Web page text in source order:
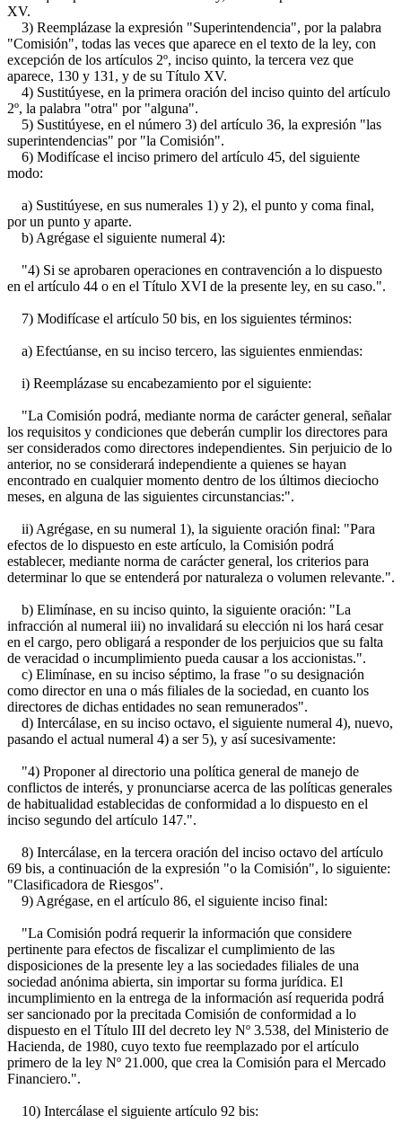
XV.
3) Reemplázase la expresión "Superintendencia", por la palabra
"Comisión", todas las veces que aparece en el texto de la ley, con
excepción de los artículos 2º, inciso quinto, la tercera vez que
aparece, 130 y 131, y de su Título XV.
4) Sustitúyese, en la primera oración del inciso quinto del artículo
2º, la palabra "otra" por "alguna".
5) Sustitúyese, en el número 3) del artículo 36, la expresión "las
superintendencias" por "la Comisión".
6) Modifícase el inciso primero del artículo 45, del siguiente
modo:
a) Sustitúyese, en sus numerales 1) y 2), el punto y coma final,
por un punto y aparte.
b) Agrégase el siguiente numeral 4):
"4) Si se aprobaren operaciones en contravención a lo dispuesto
en el artículo 44 o en el Título XVI de la presente ley, en su caso.".
7) Modifícase el artículo 50 bis, en los siguientes términos:
a) Efectúanse, en su inciso tercero, las siguientes enmiendas:
i) Reemplázase su encabezamiento por el siguiente:
"La Comisión podrá, mediante norma de carácter general, señalar
los requisitos y condiciones que deberán cumplir los directores para
ser considerados como directores independientes. Sin perjuicio de lo
anterior, no se considerará independiente a quienes se hayan
encontrado en cualquier momento dentro de los últimos dieciocho
meses, en alguna de las siguientes circunstancias:".
ii) Agrégase, en su numeral 1), la siguiente oración final: "Para
efectos de lo dispuesto en este artículo, la Comisión podrá
establecer, mediante norma de carácter general, los criterios para
determinar lo que se entenderá por naturaleza o volumen relevante.".
b) Elimínase, en su inciso quinto, la siguiente oración: "La
infracción al numeral iii) no invalidará su elección ni los hará cesar
en el cargo, pero obligará a responder de los perjuicios que su falta
de veracidad o incumplimiento pueda causar a los accionistas.".
c) Elimínase, en su inciso séptimo, la frase "o su designación
como director en una o más filiales de la sociedad, en cuanto los
directores de dichas entidades no sean remunerados".
d) Intercálase, en su inciso octavo, el siguiente numeral 4), nuevo,
pasando el actual numeral 4) a ser 5), y así sucesivamente:
"4) Proponer al directorio una política general de manejo de
conflictos de interés, y pronunciarse acerca de las políticas generales
de habitualidad establecidas de conformidad a lo dispuesto en el
inciso segundo del artículo 147.".
8) Intercálase, en la tercera oración del inciso octavo del artículo
69 bis, a continuación de la expresión "o la Comisión", lo siguiente:
"Clasificadora de Riesgos".
9) Agrégase, en el artículo 86, el siguiente inciso final:
"La Comisión podrá requerir la información que considere
pertinente para efectos de fiscalizar el cumplimiento de las
disposiciones de la presente ley a las sociedades filiales de una
sociedad anónima abierta, sin importar su forma jurídica. El
incumplimiento en la entrega de la información así requerida podrá
ser sancionado por la precitada Comisión de conformidad a lo
dispuesto en el Título III del decreto ley Nº 3.538, del Ministerio de
Hacienda, de 1980, cuyo texto fue reemplazado por el artículo
primero de la ley Nº 21.000, que crea la Comisión para el Mercado
Financiero.".
10) Intercálase el siguiente artículo 92 bis: